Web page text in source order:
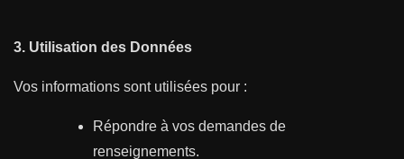
3. Utilisation des Données
Vos informations sont utilisées pour :
Répondre à vos demandes de
renseignements.